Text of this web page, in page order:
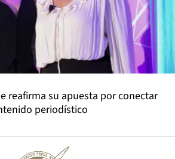
reafirma su apuesta por conectar
periodístico